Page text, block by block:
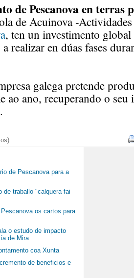
de Pescanova en terras
de Acuinova -
, ten un investimento
realizar en dúas fases
galega pretende
ao ano, recuperando o seu
de Pescanova para a
de traballo "calquera fai
os cartos para
o estudo de impacto
de Mira
coa Xunta
de beneficios e